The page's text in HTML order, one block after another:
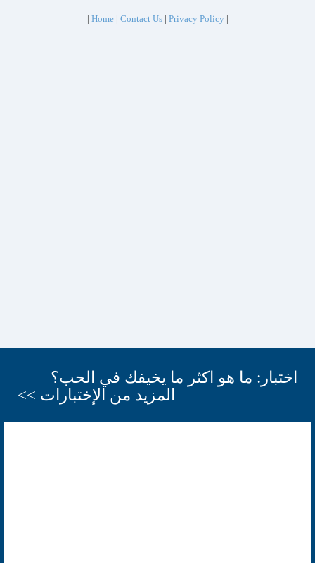
Home|Contact Us|Privacy Policy
|
اختبار: ما هو اكثر ما يخيفك في الحب؟
المزيد من الإختبارات >>